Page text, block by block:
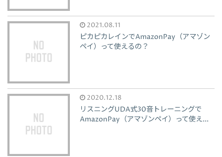
2021.08.11
ピカピカレインでAmazonPay（アマゾン
ペイ）って使えるの？
2020.12.18
リスニングUDA式30音トレーニングで
AmazonPay（アマゾンペイ）って使え...